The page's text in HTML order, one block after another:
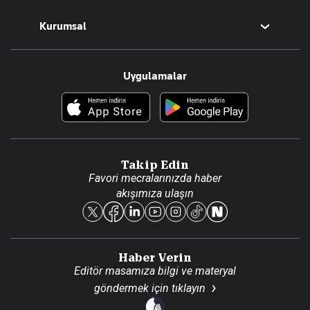
Magazin
Teknoloji
Resmî Ilanlar
Foto Haber
Kurumsal
Hakkımızda
Künye
Reklam Ver
Uygulamalar
Takip Edin
Favori mecralarınızda haber
akışımıza ulaşın
Haber Verin
Editör masamıza bilgi ve materyal
göndermek için tıklayın